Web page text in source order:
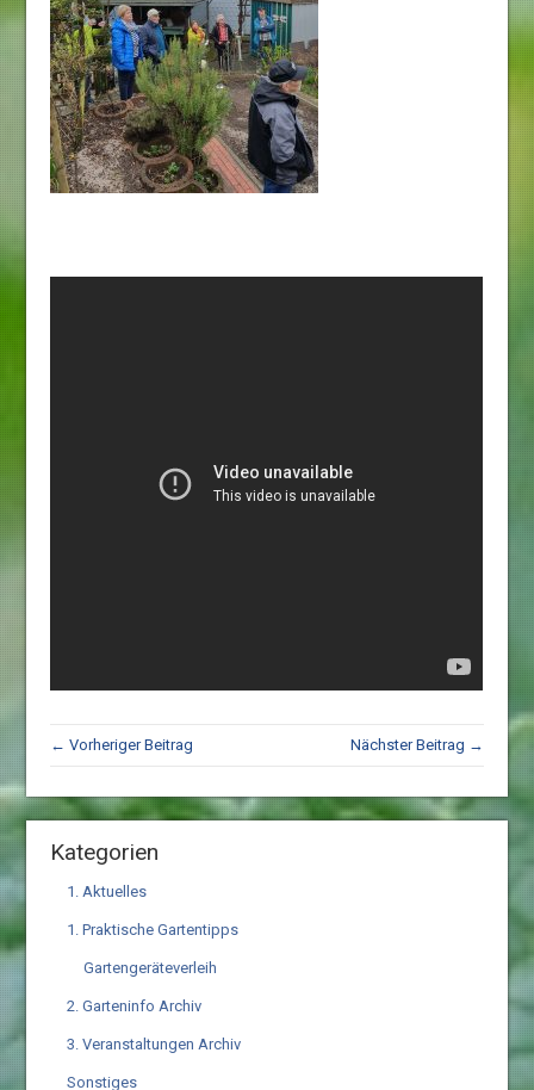
← Vorheriger Beitrag Nächster Beitrag →
Kategorien
1. Aktuelles
1. Praktische Gartentipps
Gartengeräteverleih
2. Garteninfo Archiv
3. Veranstaltungen Archiv
Sonstiges